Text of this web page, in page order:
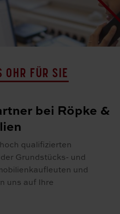
OHR FÜR SIE
bei Röpke &
qualifizierten
Grundstücks- und
und
uns auf Ihre